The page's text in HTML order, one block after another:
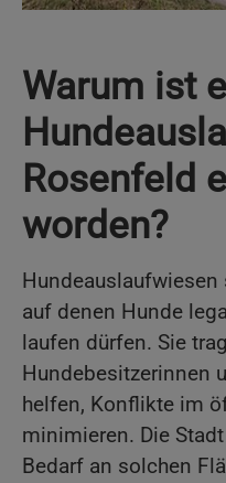
Warum ist
Rosenfeld
worden?
auf denen Hunde
laufen dürfen. Sie
Hundebesitzerinnen
helfen, Konflikte im
minimieren. Die
Bedarf an solchen